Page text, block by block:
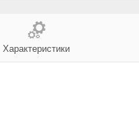
Характеристики